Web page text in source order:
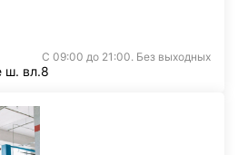
С 09:00 до 21:00. Без выходных
ш. вл.8